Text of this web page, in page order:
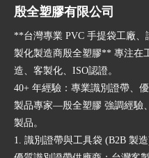
殷全塑膠有限公司
**台灣專業 PVC 手提袋工廠
製化製造商殷全塑膠** 專注在
造、客製化、ISO認證。
40+ 年經驗：專業識別證帶、
製品專家—殷全塑膠 強調經驗
製品。
1. 識別證帶與工具袋 (B2B 製